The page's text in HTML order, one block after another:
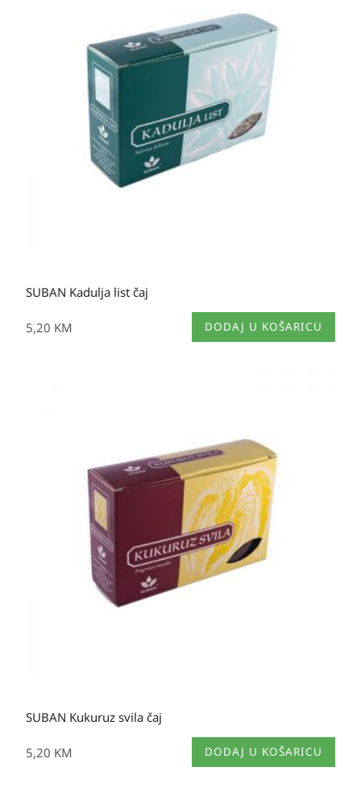
SUBAN Kadulja list čaj
5,20 KM DODAJ U KOŠARICU
SUBAN Kukuruz svila čaj
5,20 KM DODAJ U KOŠARICU